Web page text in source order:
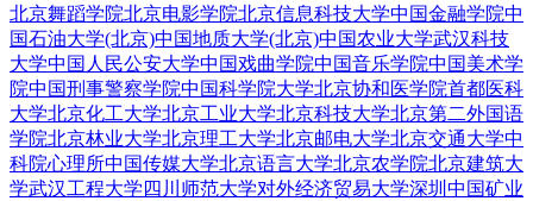
北京舞蹈学院北京电影学院北京信息科技大学中国金融学院中
国石油大学(北京)中国地质大学(北京)中国农业大学武汉科技
大学中国人民公安大学中国戏曲学院中国音乐学院中国美术学
院中国刑事警察学院中国科学院大学北京协和医学院首都医科
大学北京化工大学北京工业大学北京科技大学北京第二外国语
学院北京林业大学北京理工大学北京邮电大学北京交通大学中
科院心理所中国传媒大学北京语言大学北京农学院北京建筑大
学武汉工程大学 四川师范大学对外经济贸易大学深圳 中国矿业